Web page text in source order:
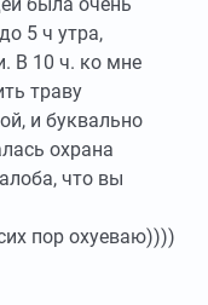
5 ч утра,
В 10 ч. ко мне
траву
и буквально
охрана
что вы
пор охуеваю))))